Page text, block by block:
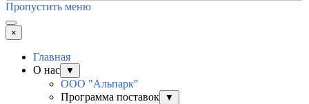
Пропустить меню
×
Главная
О нас
▼
ООО "Альпарк"
Программа поставок
▼